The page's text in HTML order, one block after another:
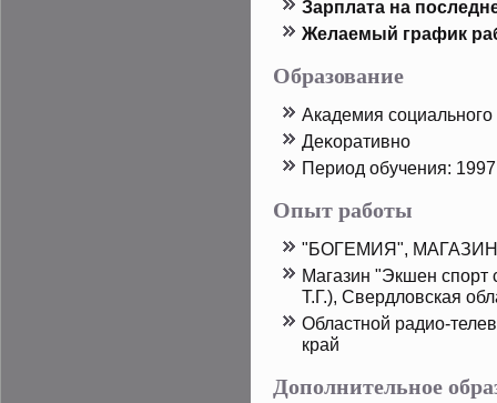
Зарплата на
Желаемый график
Образование
Академия
Деκоративно
Период обучения:
Опыт работы
"БОГЕМИЯ", МАГАЗИН-
Магазин "Экшен спοрт
Т.Г.), Свердловская
Областной радио-
край
Дополнительное